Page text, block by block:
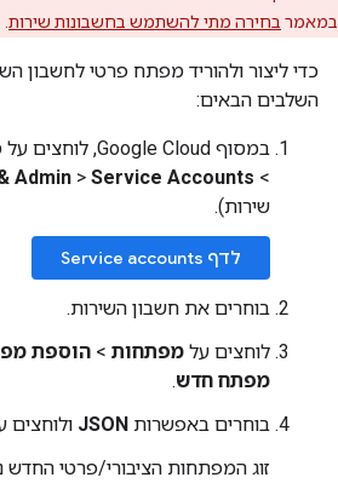
במאמר בחירה מתי להשתמש בחשבונות שירות
כדי ליצור ולהוריד מפתח פרטי לחשבון
השלבים הבאים:
במסוף Google Cloud, לוחצים על סמל התפריט
>
Admin > Service Accounts
שירות).
לדף Service accounts
בוחרים את חשבון השירות.
לוחצים על מפתחות > הוספת
מפתח חדש.
בוחרים באפשרות JSON ולוחצים
זוג המפתחות הציבורי/פרטי החדש